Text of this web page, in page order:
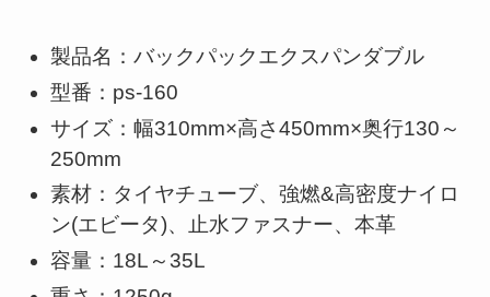
製品名：バックパックエクスパンダブル
型番：ps-160
サイズ：幅310mm×高さ450mm×奥行130～
250mm
素材：タイヤチューブ、強燃&高密度ナイロ
ン(エビータ)、止水ファスナー、本革
容量：18L～35L